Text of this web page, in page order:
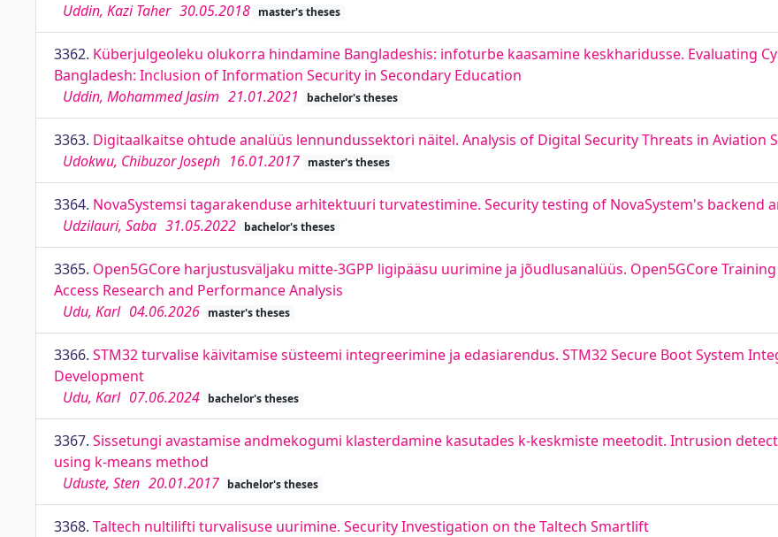
Uddin, Kazi Taher 30.05.2018 master's theses
3362. Küberjulgeoleku olukorra hindamine Bangladeshis: infoturbe kaasamine keskharidusse. Evaluating
Bangladesh: Inclusion of Information Security in Secondary Education
Uddin, Mohammed Jasim 21.01.2021 bachelor's theses
3363. Digitaalkaitse ohtude analüüs lennundussektori näitel. Analysis of Digital Security Threats in Aviation
Udokwu, Chibuzor Joseph 16.01.2017 master's theses
3364. NovaSystemsi tagarakenduse arhitektuuri turvatestimine. Security testing of NovaSystem's backend
Udzilauri, Saba 31.05.2022 bachelor's theses
3365. Open5GCore harjustusväljaku mitte-3GPP ligipääsu uurimine ja jõudlusanalüüs. Open5GCore
Access Research and Performance Analysis
Udu, Karl 04.06.2026 master's theses
3366. STM32 turvalise käivitamise süsteemi integreerimine ja edasiarendus. STM32 Secure Boot System
Development
Udu, Karl 07.06.2024 bachelor's theses
3367. Sissetungi avastamise andmekogumi klasterdamine kasutades k-keskmiste meetodit. Intrusion
using k-means method
Uduste, Sten 20.01.2017 bachelor's theses
3368. Taltech nultilifti turvalisuse uurimine. Security Investigation on the Taltech Smartlift